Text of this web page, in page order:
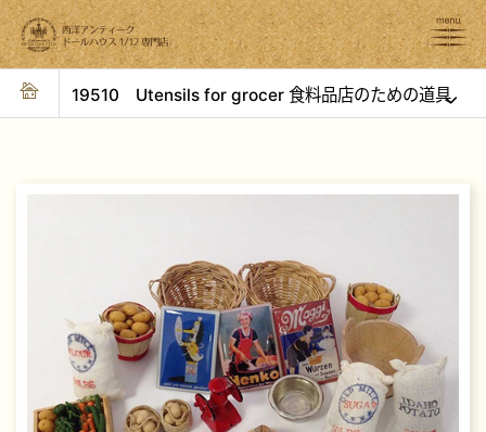
19510 Utensils for grocer 食料品店のための道具